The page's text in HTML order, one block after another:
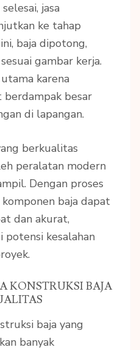
jasa
ke tahap
baja dipotong,
gambar kerja.
karena
berdampak besar
di lapangan.
berkualitas
peralatan modern
Dengan proses
baja dapat
dan akurat,
potensi kesalahan
KONSTRUKSI BAJA
baja yang
banyak